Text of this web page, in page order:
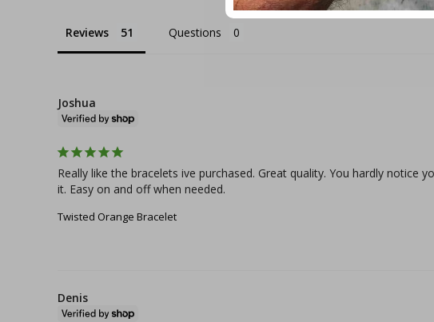
Reviews Questions
Joshua
Really like the bracelets ive purchased. Great quality. You hardly
it. Easy on and off when needed.
Twisted Orange Bracelet
Denis